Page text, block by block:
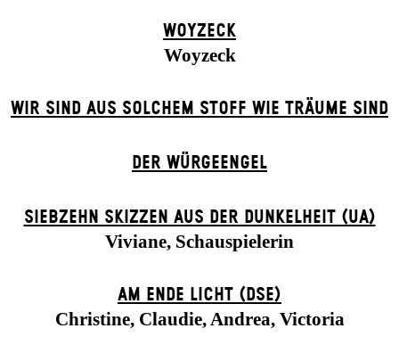
WOYZECK
Woyzeck
WIR SIND AUS SOLCHEM STOFF WIE TRÄUME SIND
DER WÜR­GE­ENG­EL
SIEBZEHN SKIZZEN AUS DER DUNKELHEIT (UA)
Viviane, Schauspielerin
AM ENDE LICHT (DSE)
Christine, Claudie, Andrea, Victoria